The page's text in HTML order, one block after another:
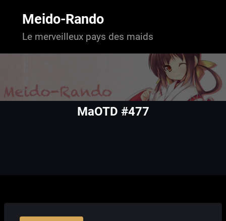
Meido-Rando
Le merveilleux pays des maids
MaOTD #477